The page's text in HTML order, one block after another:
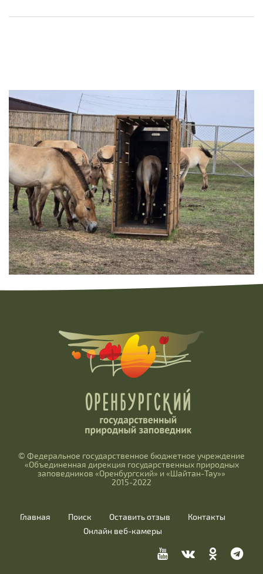
© Федеральное государственное бюджетное учреждение
«Объединенная дирекция государственных природных
заповедников «Оренбургский» и «Шайтан-Тау»»
2015-2022
Главная Поиск Оставить отзыв
Контакты
Онлайн веб-камеры